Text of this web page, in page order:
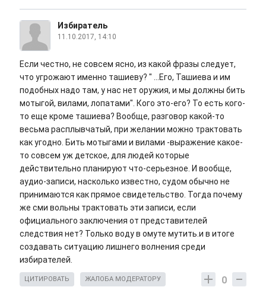
Избиратель
11.10.2017, 14:10
Если честно, не совсем ясно, из какой фразы следует,
что угрожают именно ташиеву? " ...Его, Ташиева и им
подобных надо там, у нас нет оружия, и мы должны бить
мотыгой, вилами, лопатами". Кого это-его? То есть кого-
то еще кроме ташиева? Вообще, разговор какой-то
весьма расплывчатый, при желании можно трактовать
как угодно. Бить мотыгами и вилами -выражение какое-
то совсем уж детское, для людей которые
действительно планируют что-серьезное. И вообще,
аудио-записи, насколько известно, судом обычно не
принимаются как прямое свидетельство. Тогда почему
же сми вольны трактовать эти записи, если
официального заключения от представителей
следствия нет? Только воду в омуте мутить.и в итоге
создавать ситуацию лишнего волнения среди
избирателей.
0
ЦИТИРОВАТЬ ЖАЛОБА МОДЕРАТОРУ